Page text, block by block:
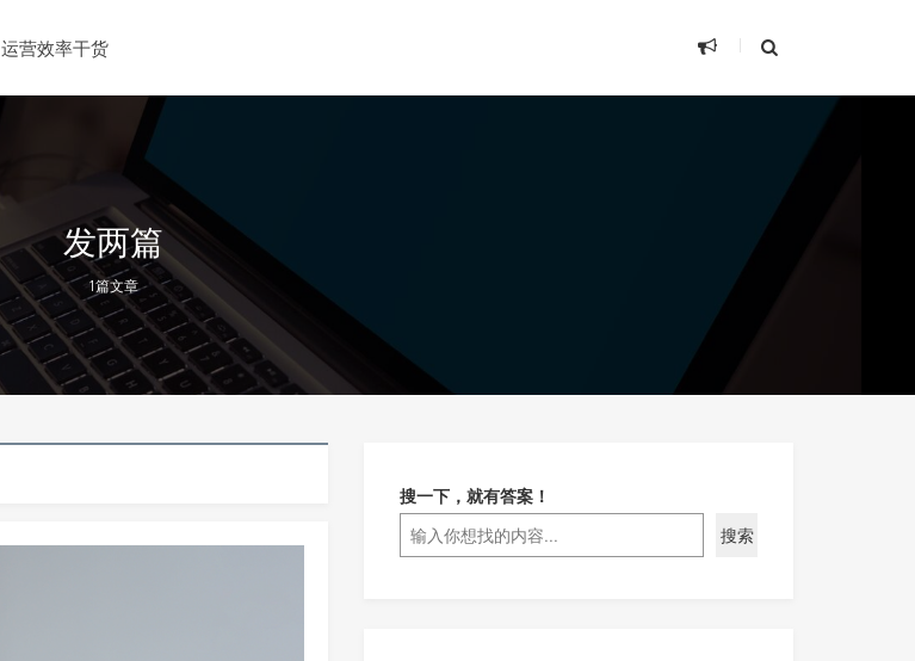
运营效率干货
发两篇
1篇文章
搜一下，就有答案！
搜索